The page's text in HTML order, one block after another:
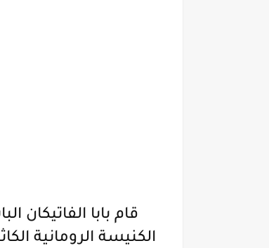
قام بابا الفاتيكان
الكنيسة الرومانية